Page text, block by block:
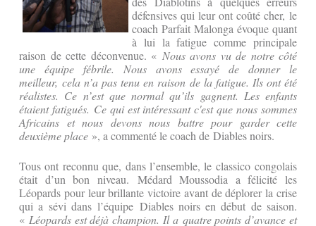
défensives qui leur ont coûté cher, le
coach Parfait Malonga évoque quant
à lui la fatigue comme principale
raison de cette déconvenue. « Nous avons vu de notre côté
une équipe fébrile. Nous avons essayé de donner le
meilleur, cela n’a pas tenu en raison de la fatigue. Ils ont été
réalistes. Ce n’est que normal qu’ils gagnent. Les enfants
étaient fatigués. Ce qui est intéressant c'est que nous sommes
Africains et nous devons nous battre pour garder cette
deuxième place », a commenté le coach de Diables noirs.
Tous ont reconnu que, dans l’ensemble, le classico congolais
était d’un bon niveau. Médard Moussodia a félicité les
Léopards pour leur brillante victoire avant de déplorer la crise
qui a sévi dans l’équipe Diables noirs en début de saison.
« Léopards est déjà champion. Il a quatre points d’avance et